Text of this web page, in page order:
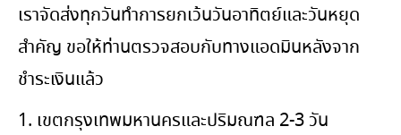
เราจัดส่งทุกวันทำการยกเว้นวันอาทิตย์และวันหยุด
สำคัญ ขอให้ท่านตรวจสอบกับทางแอดมินหลังจาก
ชำระเงินแล้ว
1. เขตกรุงเทพมหานครและปริมณฑล 2-3 วัน